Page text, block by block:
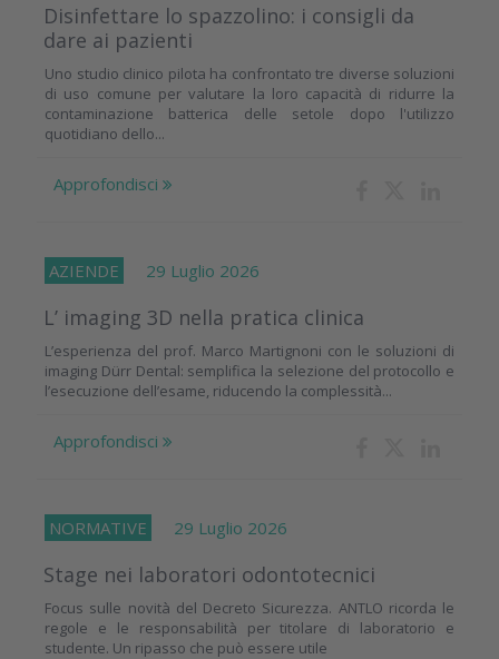
Disinfettare lo spazzolino: i consigli da
dare ai pazienti
Uno studio clinico pilota ha confrontato tre diverse soluzioni
di uso comune per valutare la loro capacità di ridurre la
contaminazione batterica delle setole dopo l'utilizzo
quotidiano dello...
Approfondisci
AZIENDE 29 Luglio 2026
L’ imaging 3D nella pratica clinica
L’esperienza del prof. Marco Martignoni con le soluzioni di
imaging Dürr Dental: semplifica la selezione del protocollo e
l’esecuzione dell’esame, riducendo la complessità...
Approfondisci
NORMATIVE 29 Luglio 2026
Stage nei laboratori odontotecnici
Focus sulle novità del Decreto Sicurezza. ANTLO ricorda le
regole e le responsabilità per titolare di laboratorio e
studente. Un ripasso che può essere utile